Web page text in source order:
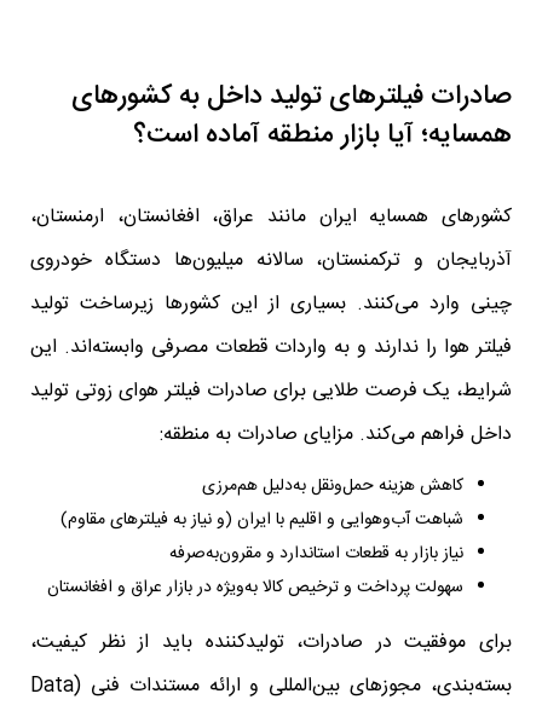
صادرات فیلترهای تولید داخل به کشورهای
همسایه؛ آیا بازار منطقه آماده است؟
کشورهای همسایه ایران مانند عراق، افغانستان، ارمنستان،
آذربایجان و ترکمنستان، سالانه میلیون‌ها دستگاه خودروی
چینی وارد می‌کنند. بسیاری از این کشورها زیرساخت تولید
فیلتر هوا را ندارند و به واردات قطعات مصرفی وابسته‌اند. این
شرایط، یک فرصت طلایی برای صادرات فیلتر هوای زوتی تولید
داخل فراهم می‌کند. مزایای صادرات به منطقه:
کاهش هزینه حمل‌ونقل به‌دلیل هم‌مرزی
شباهت آب‌وهوایی و اقلیم با ایران (و نیاز به فیلترهای مقاوم)
نیاز بازار به قطعات استاندارد و مقرون‌به‌صرفه
سهولت پرداخت و ترخیص کالا به‌ویژه در بازار عراق و افغانستان
برای موفقیت در صادرات، تولیدکننده باید از نظر کیفیت،
بسته‌بندی، مجوزهای بین‌المللی و ارائه مستندات فنی (Data